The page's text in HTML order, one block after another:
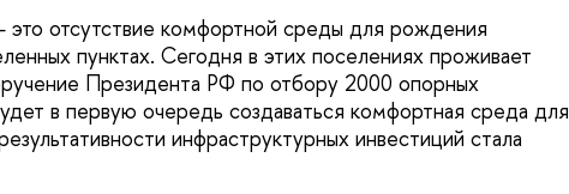
это отсутствие комфортной среды для рождения
пунктах. Сегодня в этих поселениях проживает
Президента РФ по отбору 2000 опорных
в первую очередь создаваться комфортная среда для
инфраструктурных инвестиций стала